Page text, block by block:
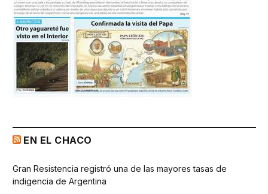
EN EL CHACO
Gran Resistencia registró una de las mayores tasas de
indigencia de Argentina